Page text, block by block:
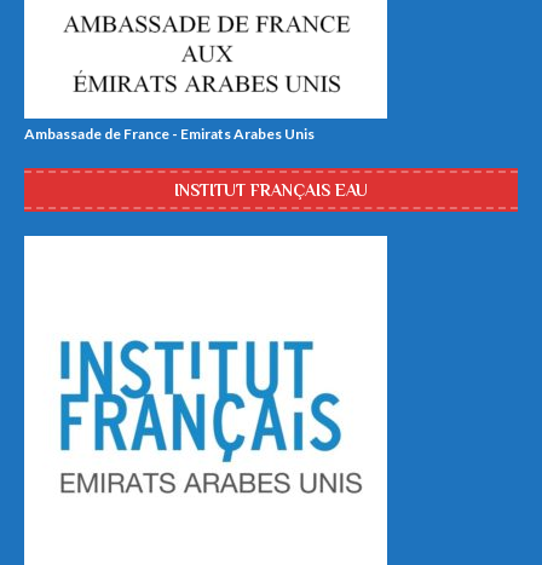
Ambassade de France - Emirats Arabes Unis
INSTITUT FRANÇAIS EAU